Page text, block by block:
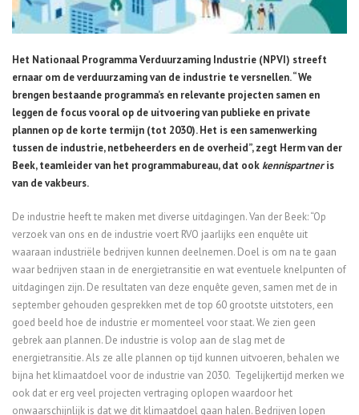
Het Nationaal Programma Verduurzaming Industrie (NPVI) streeft
ernaar om de verduurzaming van de industrie te versnellen. “We
brengen bestaande programma’s en relevante projecten samen en
leggen de focus vooral op de uitvoering van publieke en private
plannen op de korte termijn (tot 2030). Het is een samenwerking
tussen de industrie, netbeheerders en de overheid”, zegt Herm van der
Beek, teamleider van het programmabureau, dat ookkennispartneris
van de vakbeurs.
De industrie heeft te maken met diverse uitdagingen. Van der Beek: “Op
verzoek van ons en de industrie voert RVO jaarlijks een enquête uit
waaraan industriële bedrijven kunnen deelnemen. Doel is om na te gaan
waar bedrijven staan in de energietransitie en wat eventuele knelpunten of
uitdagingen zijn. De resultaten van deze enquête geven, samen met de in
september gehouden gesprekken met de top 60 grootste uitstoters, een
goed beeld hoe de industrie er momenteel voor staat. We zien geen
gebrek aan plannen. De industrie is volop aan de slag met de
energietransitie. Als ze alle plannen op tijd kunnen uitvoeren, behalen we
bijna het klimaatdoel voor de industrie van 2030. Tegelijkertijd merken we
ook dat er erg veel projecten vertraging oplopen waardoor het
onwaarschijnlijk is dat we dit klimaatdoel gaan halen. Bedrijven lopen